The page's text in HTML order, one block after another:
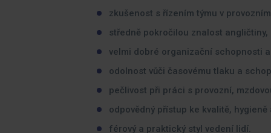
zkušenost s řízením týmu v
středně pokročilou znalost angličtiny,
velmi dobré organizační schopnosti
odolnost vůči časovému tlaku a
pečlivost při práci s provozní,
odpovědný přístup ke kvalitě,
férový a praktický styl vedení lidí.